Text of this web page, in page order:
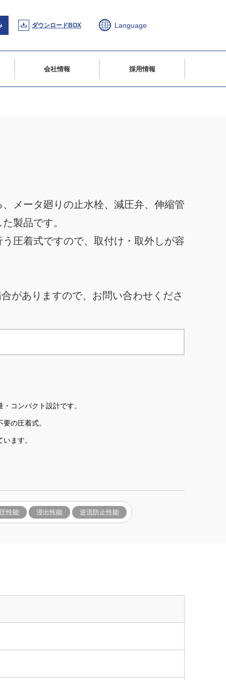
ダウンロードBOX Language
会社情報 採用情報
メータ廻りの止水栓、減圧弁、伸縮管
製品です。
圧着式ですので、取付け・取外しが容
がありますので、お問い合わせくださ
コンパクト設計です。
の圧着式。
ます。
性能 浸出性能 逆流防止性能